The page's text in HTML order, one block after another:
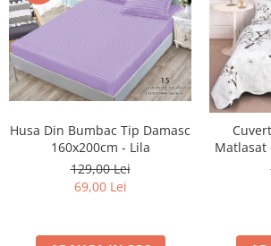
Husa Din Bumbac Tip Damasc
160x200cm - Lila
129,00 Lei
69,00 Lei
Matlasat